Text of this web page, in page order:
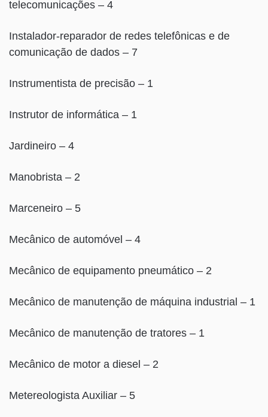
telecomunicações – 4
Instalador-reparador de redes telefônicas e de
comunicação de dados – 7
Instrumentista de precisão – 1
Instrutor de informática – 1
Jardineiro – 4
Manobrista – 2
Marceneiro – 5
Mecânico de automóvel – 4
Mecânico de equipamento pneumático – 2
Mecânico de manutenção de máquina industrial – 1
Mecânico de manutenção de tratores – 1
Mecânico de motor a diesel – 2
Metereologista Auxiliar – 5